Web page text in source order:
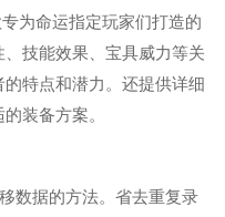
为命运指定玩家们打造的
技能效果、宝具威力等关
特点和潜力。还提供详细
装备方案。
数据的方法。省去重复录